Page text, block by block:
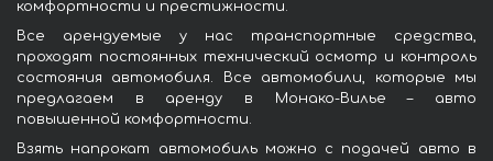
комфортности и престижности.
Все арендуемые у нас транспортные средства,
проходят постоянных технический осмотр и контроль
состояния автомобиля. Все автомобили, которые мы
предлагаем в аренду в Монако-Вилье – авто
повышенной комфортности.
Взять напрокат автомобиль можно с подачей авто в